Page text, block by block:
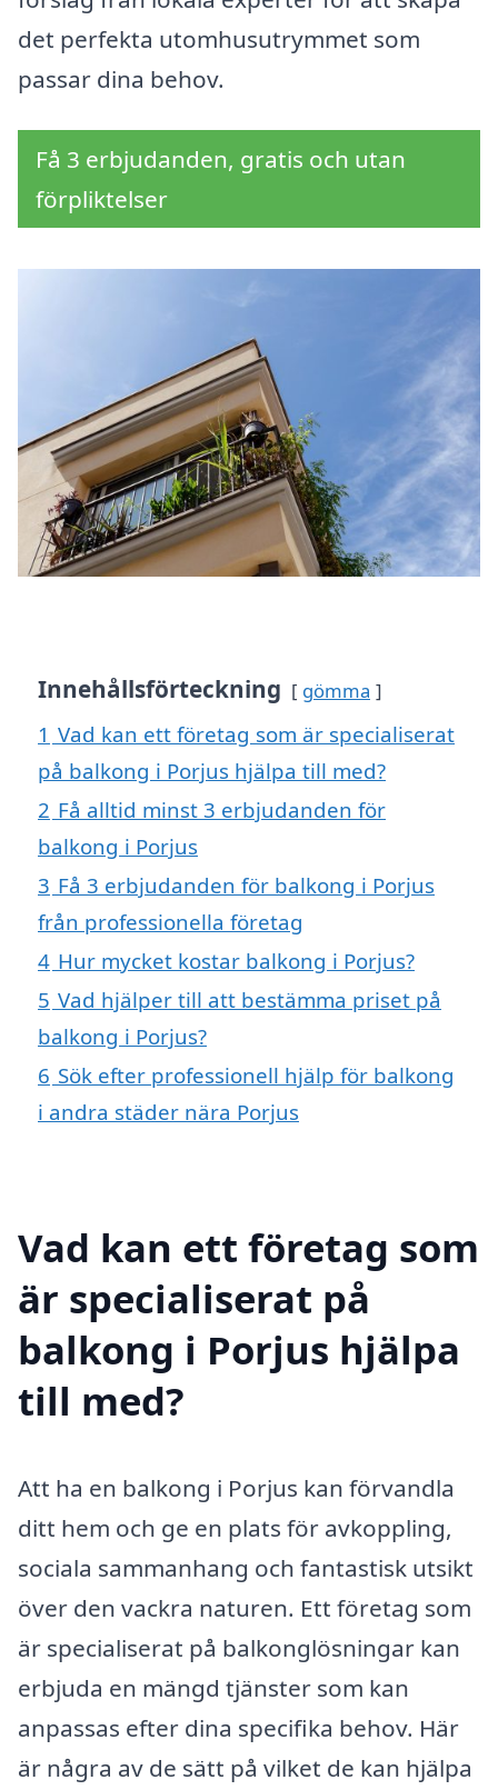
det perfekta utomhusutrymmet som
passar dina behov.
Få 3 erbjudanden, gratis och utan
förpliktelser
Innehållsförteckning gömma
1 Vad kan ett företag som är specialiserat
på balkong i Porjus hjälpa till med?
2 Få alltid minst 3 erbjudanden för
balkong i Porjus
3 Få 3 erbjudanden för balkong i Porjus
från professionella företag
4 Hur mycket kostar balkong i Porjus?
5 Vad hjälper till att bestämma priset på
balkong i Porjus?
6 Sök efter professionell hjälp för balkong
i andra städer nära Porjus
Vad kan ett företag som
är specialiserat på
balkong i Porjus hjälpa
till med?
Att ha en balkong i Porjus kan förvandla
ditt hem och ge en plats för avkoppling,
sociala sammanhang och fantastisk utsikt
över den vackra naturen. Ett företag som
är specialiserat på balkonglösningar kan
erbjuda en mängd tjänster som kan
anpassas efter dina specifika behov. Här
är några av de sätt på vilket de kan hjälpa